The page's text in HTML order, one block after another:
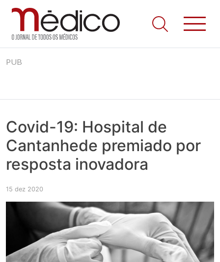
to
Jornal Médico
Médico – O Jornal de Todos os Médicos. Onde as notícias
realmente contam! Tudo o que se passa na Saúde!
PUB
Covid-19: Hospital de
Cantanhede premiado por
resposta inovadora
15 dez 2020